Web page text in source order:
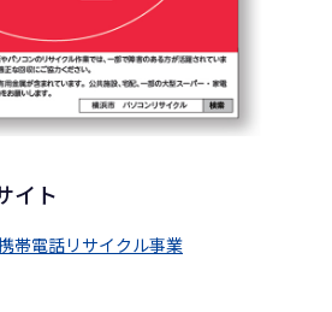
イト
帯電話リサイクル事業